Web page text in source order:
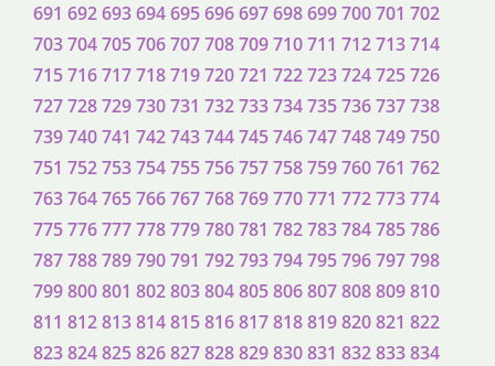
691 692693694695696697698699700701 702
703704705706707708709710711 712713714
715716717718719720721 722723724725726
727728729730731 732733734735736737738
739740741 742743744745746747748749750
751 752753754755756757758759760761 762
763764765766767768769770771 772773774
775776777778779780781 782783784785786
787788789790791 792793794795796797798
799800801 802803804805806807808809810
811 812813814815816817818819820821 822
823824825826827828829830831 832833834